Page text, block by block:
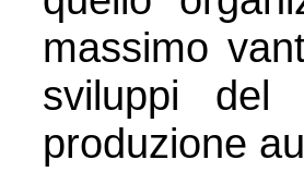
massimo
sviluppi
produzione